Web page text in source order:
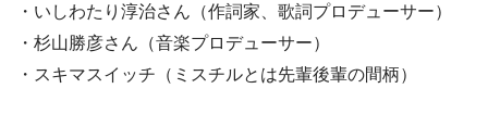
・ いしわたり淳治さん （作詞家、歌詞プロデューサー）
・ 杉山勝彦さん （音楽プロデューサー）
・ スキマスイッチ （ミスチルとは先輩後輩の間柄）